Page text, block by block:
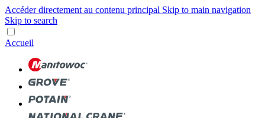
Accéder directement au contenu principal Skip to main navigation
Skip to search
Accueil